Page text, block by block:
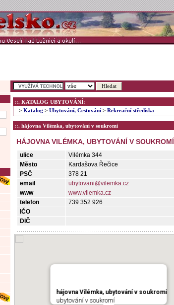
::. KATALOG UBYTOVÁNÍ:
> Katalog > Ubytování, Cestování > Rekreační střediska
::. hájovna Vilémka, ubytování v soukromí
HÁJOVNA VILÉMKA, UBYTOVÁNÍ V SOUKROMÍ
ulice
Vilémka 344
Město
Kardašova Řečice
PSČ
378 21
email
ubytovani@vilemka.cz
www
www.vilemka.cz
telefon
739 352 926
IČO
DIČ
hájovna Vilémka, ubytování v soukromí
ubytování v soukromí